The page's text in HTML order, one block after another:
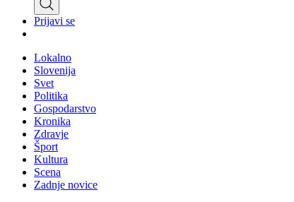
Prijavi se
Lokalno
Slovenija
Svet
Politika
Gospodarstvo
Kronika
Zdravje
Šport
Kultura
Scena
Zadnje novice